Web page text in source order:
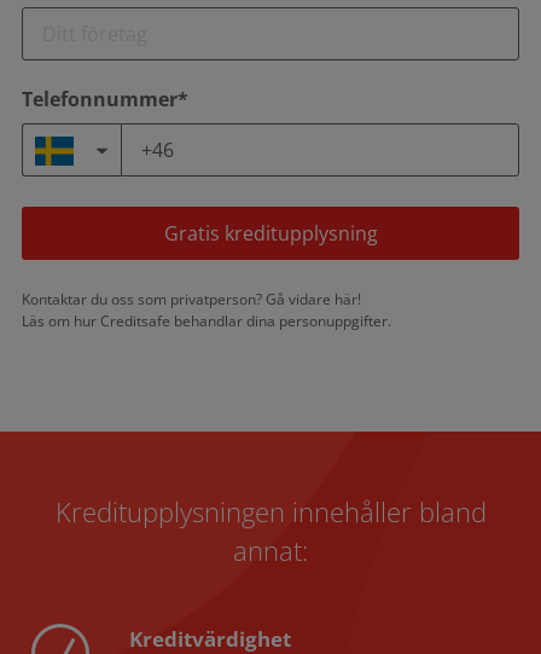
Telefonnummer*
Gratis kreditupplysning
Kontaktar du oss som privatperson? Gå vidare här!
Läs om hur Creditsafe behandlar dina personuppgifter.
Kreditupplysningen innehåller bland
annat:
Kreditvärdighet